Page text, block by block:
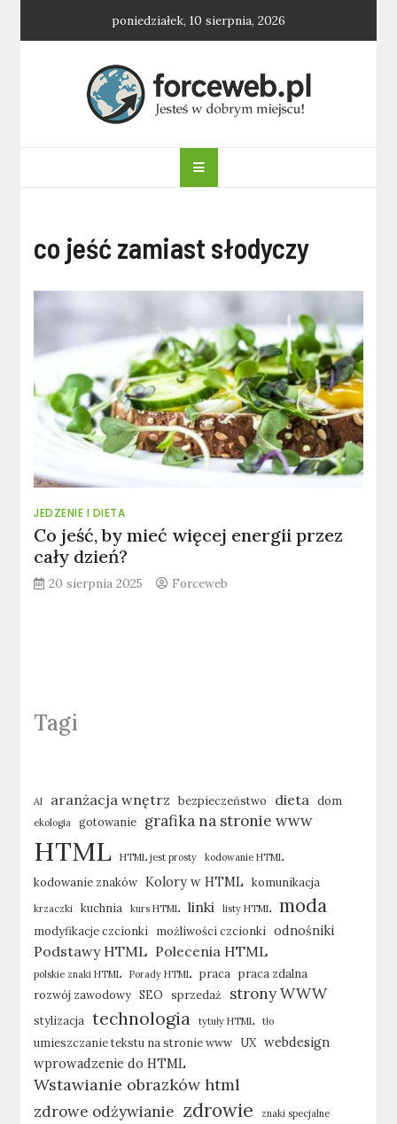
poniedziałek, 10 sierpnia, 2026
forceweb.pl
co jeść zamiast słodyczy
JEDZENIE I DIETA
Co jeść, by mieć więcej energii przez
cały dzień?
20 sierpnia 2025 Forceweb
Tagi
AI aranżacja wnętrz bezpieczeństwo dieta dom
ekologia gotowanie grafika na stronie www
HTML HTML jest prosty kodowanie HTML
kodowanie znaków Kolory w HTML komunikacja
krzaczki kuchnia kurs HTML linki listy HTML moda
modyfikacje czcionki możliwości czcionki odnośniki
Podstawy HTML Polecenia HTML
polskie znaki HTML Porady HTML praca praca zdalna
rozwój zawodowy SEO sprzedaż strony WWW
stylizacja technologia tytuły HTML tło
umieszczanie tekstu na stronie www UX webdesign
wprowadzenie do HTML
Wstawianie obrazków html
zdrowe odżywianie zdrowie znaki specjalne